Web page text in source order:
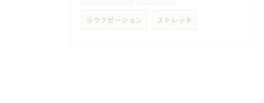
リラクゼーション ストレッチ